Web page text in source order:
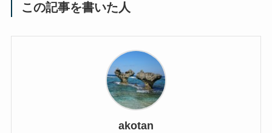
この記事を書いた人
akotan